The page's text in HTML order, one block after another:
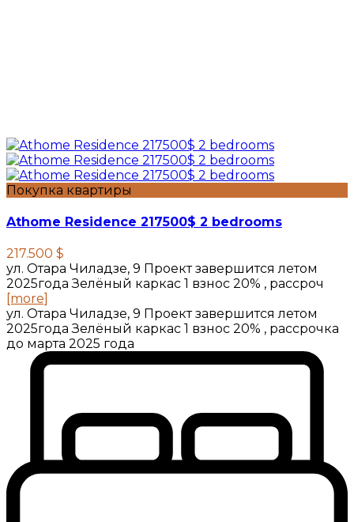
Покупка квартиры
Athome Residence 217500$ 2 bedrooms
217.500 $
ул. Отара Чиладзе, 9 Проект завершится летом
2025года Зелёный каркас 1 взнос 20% , рассроч
[more]
ул. Отара Чиладзе, 9 Проект завершится летом
2025года Зелёный каркас 1 взнос 20% , рассрочка
до марта 2025 года